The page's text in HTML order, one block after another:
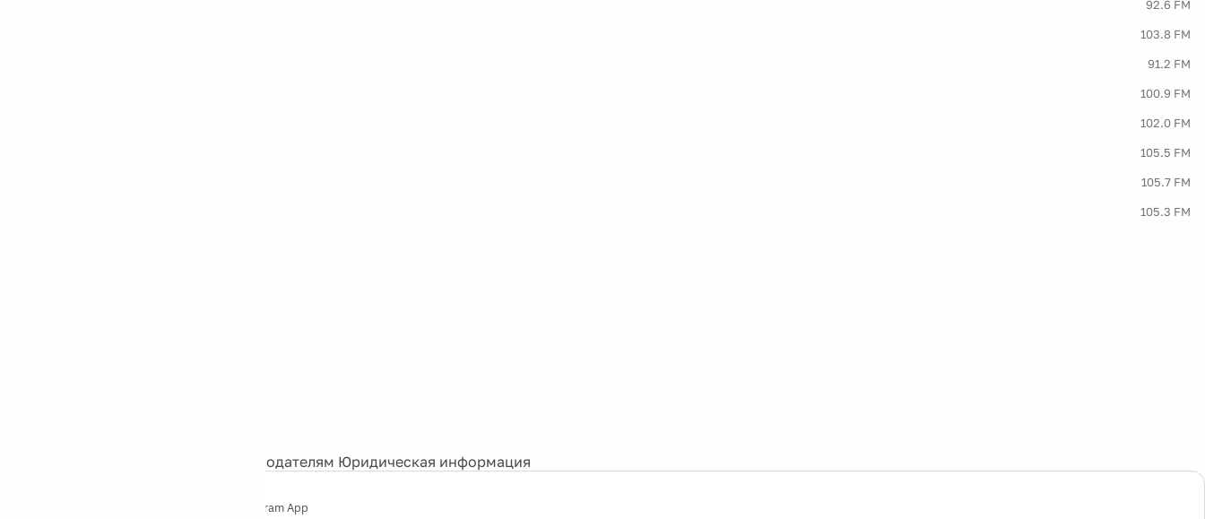
92.6 FM
103.8 FM
91.2 FM
100.9 FM
102.0 FM
105.5 FM
105.7 FM
105.3 FM
Рекламодателям Юридическая информация
Telegram App